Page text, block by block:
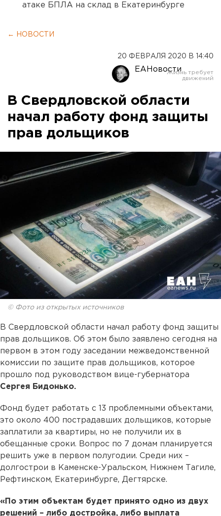
атаке БПЛА на склад в Екатеринбурге
← НОВОСТИ
20 ФЕВРАЛЯ 2020 В 14:40
ЕАНовости
В Свердловской области
начал работу фонд защиты
прав дольщиков
© Фото из открытых источников
В Свердловской области начал работу фонд защиты
прав дольщиков. Об этом было заявлено сегодня на
первом в этом году заседании межведомственной
комиссии по защите прав дольщиков, которое
прошло под руководством вице-губернатора
Сергея Бидонько.
Фонд будет работать с 13 проблемными объектами,
это около 400 пострадавших дольщиков, которые
заплатили за квартиры, но не получили их в
обещанные сроки. Вопрос по 7 домам планируется
решить уже в первом полугодии. Среди них –
долгострои в Каменске-Уральском, Нижнем Тагиле,
Рефтинском, Екатеринбурге, Дегтярске.
«По этим объектам будет принято одно из двух
решений – либо достройка, либо выплата